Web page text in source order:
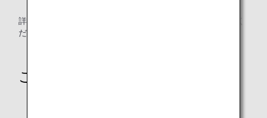
詳細・お申し込みは
ださい。
ご利用時のご注意